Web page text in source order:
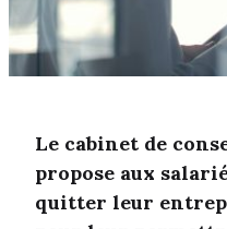
Le cabinet de
propose aux
quitter leur